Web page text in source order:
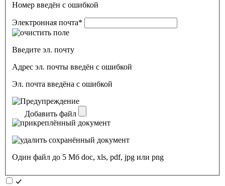
Номер введён c ошибкой
Электронная почта*
Введите эл. почту
Адрес эл. почты введён с ошибкой
Эл. почта введёна с ошибкой
Добавить файл
Один файл до 5 Мб doc, xls, pdf, jpg или png